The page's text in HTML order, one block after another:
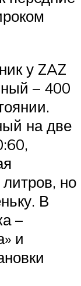
у ZAZ
– 400
на две
но
В
–
и